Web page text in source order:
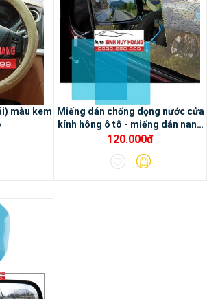
- Chức năng dẫn đường và tích hợp bản đồ
online Google map và có thể sử dụng bản
đồ offline Navitel
- Hiệu chỉnh âm thanh chuyên nghiệp với
màu kem
Miếng dán chống dọng nước cửa
kính hông ô tô - miếng dán nano
ô tô
120.000đ